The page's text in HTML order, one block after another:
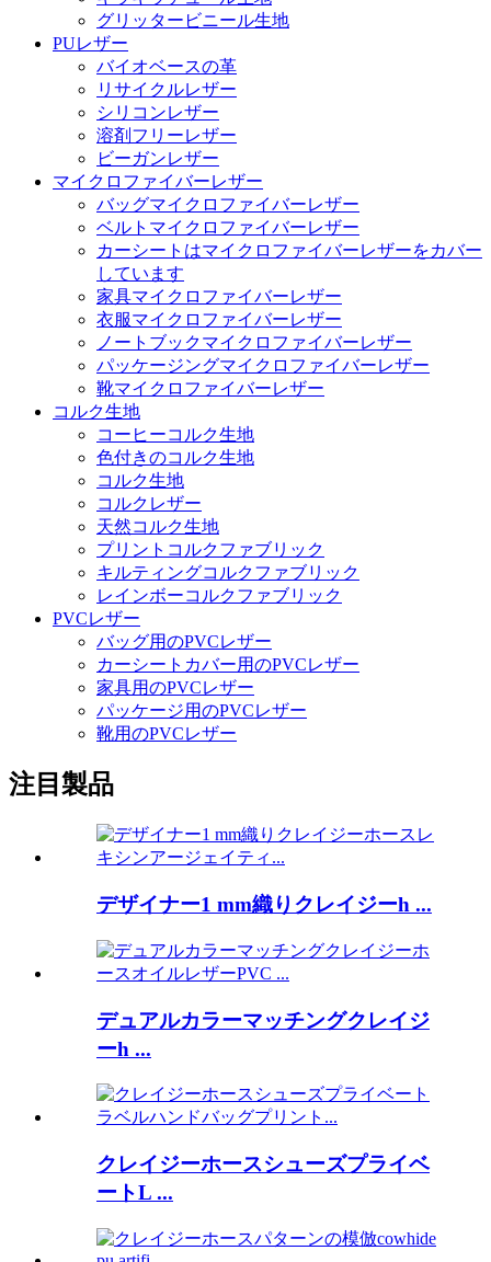
グリッタービニール生地
PUレザー
バイオベースの革
リサイクルレザー
シリコンレザー
溶剤フリーレザー
ビーガンレザー
マイクロファイバーレザー
バッグマイクロファイバーレザー
ベルトマイクロファイバーレザー
カーシートはマイクロファイバーレザーをカバー
しています
家具マイクロファイバーレザー
衣服マイクロファイバーレザー
ノートブックマイクロファイバーレザー
パッケージングマイクロファイバーレザー
靴マイクロファイバーレザー
コルク生地
コーヒーコルク生地
色付きのコルク生地
コルク生地
コルクレザー
天然コルク生地
プリントコルクファブリック
キルティングコルクファブリック
レインボーコルクファブリック
PVCレザー
バッグ用のPVCレザー
カーシートカバー用のPVCレザー
家具用のPVCレザー
パッケージ用のPVCレザー
靴用のPVCレザー
注目製品
デザイナー1 mm織りクレイジーh ...
デュアルカラーマッチングクレイジ
ーh ...
クレイジーホースシューズプライベ
ートL ...